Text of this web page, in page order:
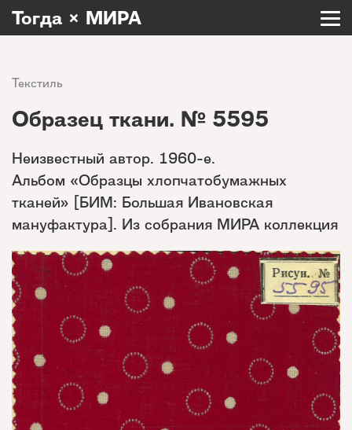
Тогда × МИРА
Текстиль
Образец ткани. № 5595
Неизвестный автор. 1960-е.
Альбом «Образцы хлопчатобумажных
тканей» [БИМ: Большая Ивановская
мануфактура]. Из собрания МИРА коллекция